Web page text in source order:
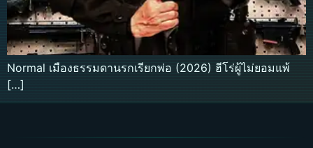
Normal เมืองธรรมดานรกเรียกพ่อ (2026) ฮีโร่ผู้ไม่ยอมแพ้
[…]